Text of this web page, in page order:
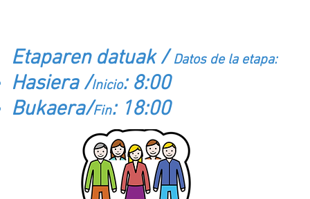
Etaparen datuak /Datos de la etapa:
Hasiera /Inicio: 8:00
Bukaera/Fin: 18:00